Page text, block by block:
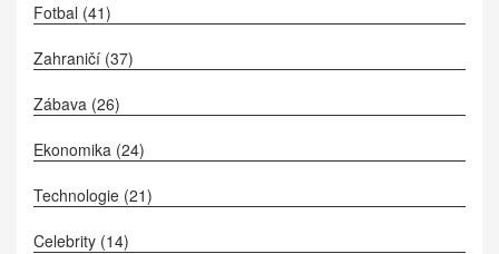
Fotbal (41)
Zahraničí (37)
Zábava (26)
Ekonomika (24)
Technologie (21)
Celebrity (14)